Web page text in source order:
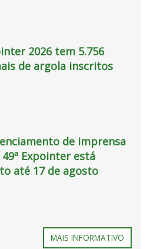
2026 tem 5.756
de argola inscritos
de imprensa
Expointer está
até 17 de agosto
MAIS INFORMATIVO